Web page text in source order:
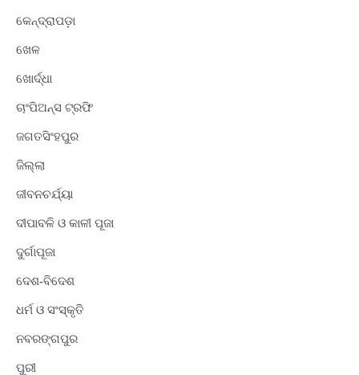
କେନ୍ଦ୍ରାପଡ଼ା
ଖେଳ
ଖୋର୍ଦ୍ଧା
ଚାଂପିଅନ୍ସ ଟ୍ରଫି
ଜଗତସିଂହପୁର
ଜିଲ୍ଲା
ଜୀବନଚର୍ଯ୍ୟା
ଦୀପାବଳି ଓ କାଳୀ ପୂଜା
ଦୁର୍ଗାପୂଜା
ଦେଶ-ବିଦେଶ
ଧର୍ମ ଓ ସଂସ୍କୃତି
ନବରଙ୍ଗପୁର
ପୁରୀ